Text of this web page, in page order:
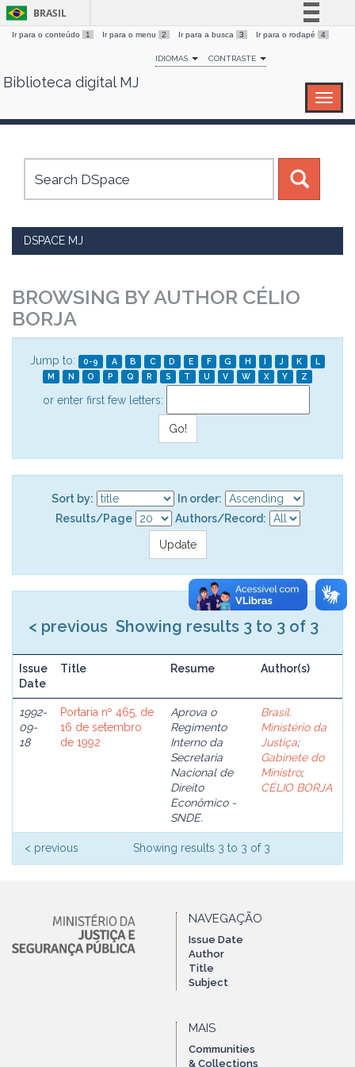
Skip
BRASIL
Simplifique!
Comunica BR
Canais
Ir para o conteúdo 1 Ir para o menu 2 Ir para a busca 3 Ir para o rodapé 4
IDIOMAS CONTRASTE
Biblioteca digital MJ
DSPACE MJ
BROWSING BY AUTHOR CÉLIO
BORJA
Jump to: 0-9 A B C D E F G H I J K
L
M
N O P Q R S T U V W X Y Z
or enter first few letters:
Sort by:
In order:
Results/Page
Authors/Record:
Showing results 3 to 3 of 3
< previous
Issue
Date
Title Resume Author(s)
1992-
09-
18
Portaria nº 465, de
16 de setembro
de 1992
Aprova o
Regimento
Interno da
Secretaria
Nacional de
Direito
Econômico -
SNDE.
Brasil.
Ministério da
Justiça;
Gabinete do
Ministro;
CÉLIO BORJA
Showing results 3 to 3 of 3
< previous
NAVEGAÇÃO
Issue Date
Author
Title
Subject
MAIS
Communities
& Collections